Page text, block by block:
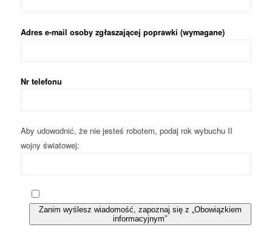
Adres e-mail osoby zgłaszającej poprawki (wymagane)
Nr telefonu
Aby udowodnić, że nie jesteś robotem, podaj rok wybuchu II
wojny światowej:
Zanim wyślesz wiadomość, zapoznaj się z „Obowiązkiem
informacyjnym”